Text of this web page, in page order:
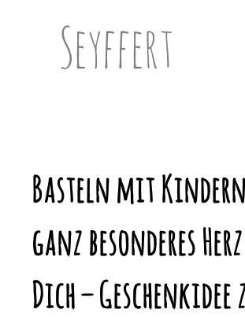
Seyffert
Basteln mit
ganz besonderes
Dich – Geschenkidee